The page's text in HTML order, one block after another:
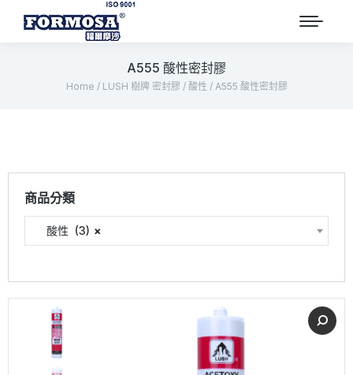
A555 酸性密封膠
Home / LUSH 樹牌 密封膠 / 酸性 / A555 酸性密封膠
商品分類
×
酸性 (3)